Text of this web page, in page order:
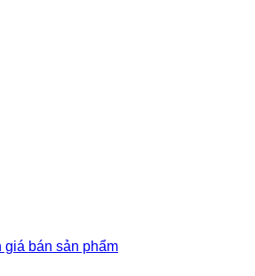
giá bán sản phẩm